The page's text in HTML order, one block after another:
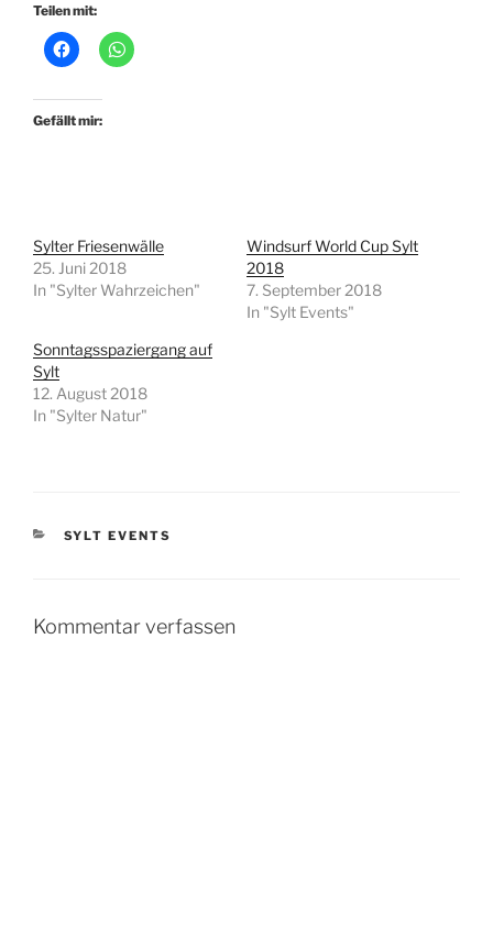
Teilen mit:
Gefällt mir:
Sylter Friesenwälle
25. Juni 2018
In "Sylter Wahrzeichen"
Windsurf World Cup Sylt
2018
7. September 2018
In "Sylt Events"
Sonntagsspaziergang auf
Sylt
12. August 2018
In "Sylter Natur"
KATEGORIEN
SYLT EVENTS
Kommentar verfassen